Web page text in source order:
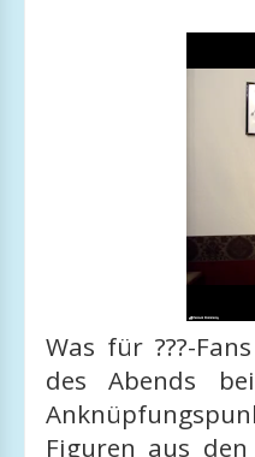
Was für ???-
des Abends
Figuren aus den